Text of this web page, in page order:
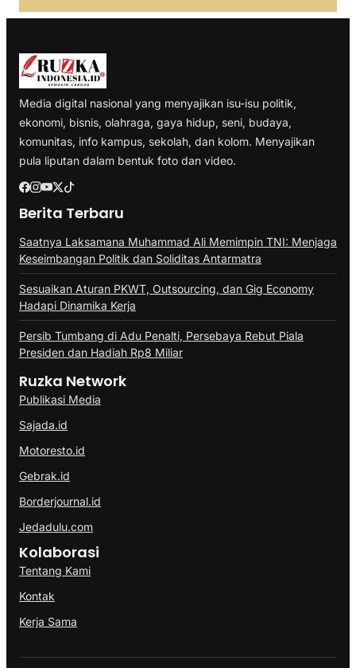
Media digital nasional yang menyajikan isu-isu politik,
ekonomi, bisnis, olahraga, gaya hidup, seni, budaya,
komunitas, info kampus, sekolah, dan kolom. Menyajikan
pula liputan dalam bentuk foto dan video.
Berita Terbaru
Saatnya Laksamana Muhammad Ali Memimpin TNI: Menjaga
Keseimbangan Politik dan Soliditas Antarmatra
Sesuaikan Aturan PKWT, Outsourcing, dan Gig Economy
Hadapi Dinamika Kerja
Persib Tumbang di Adu Penalti, Persebaya Rebut Piala
Presiden dan Hadiah Rp8 Miliar
Ruzka Network
Publikasi Media
Sajada.id
Motoresto.id
Gebrak.id
Borderjournal.id
Jedadulu.com
Kolaborasi
Tentang Kami
Kontak
Kerja Sama